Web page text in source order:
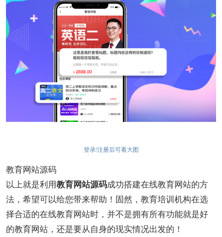
登录/注册后可看大图
教育网站源码
以上就是利用教育网站源码成功搭建在线教育网站的方
法，希望可以给您带来帮助！固然，教育培训机构在选
择合适的在线教育网站时，并不是拥有所有功能就是好
的教育网站，还是要从自身的现实情况出发的！